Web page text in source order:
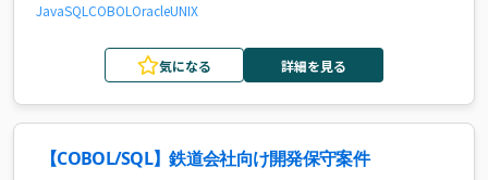
JavaSQL COBOL OracleUNIX
気になる 詳細を見る
【COBOL/SQL】鉄道会社向け開発保守案件